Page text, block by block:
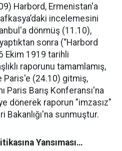
Harbord, Ermenistan'a
incelemesini
dönmüş (11.10),
sonra (“Harbord
Ekim 1919 tarihli
raporunu tamamlamış,
Paris'e (24.10) gitmiş,
Paris Barış Konferansı'na
dönerek raporun "imzasız"
Bakanlığı'na sunmuştur.
Yansıması…